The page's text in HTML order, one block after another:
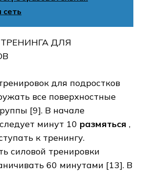
сеть
для подростков
все поверхностные
[9]. В начале
минут 10 размяться ,
к тренингу.
силовой тренировки
60 ми­ну­та­ми [13]. В